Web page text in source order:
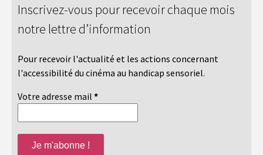
Inscrivez-vous pour recevoir chaque mois
notre lettre d’information
Pour recevoir l'actualité et les actions concernant
l'accessibilité du cinéma au handicap sensoriel.
Votre adresse mail *